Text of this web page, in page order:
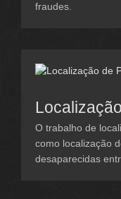
fraudes.
O trabalho de
como localização
desaparecidas